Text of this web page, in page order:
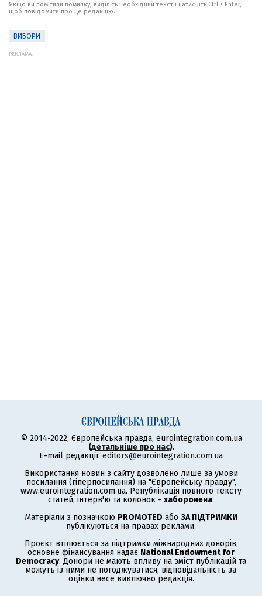
Якщо ви помітили помилку, виділіть необхідний текст і натисніть Ctrl + Enter,
щоб повідомити про це редакцію.
ВИБОРИ
РЕКЛАМА:
© 2014-2022, Європейська правда, eurointegration.com.ua
(детальніше про нас).
E-mail редакції: editors@eurointegration.com.ua
Використання новин з сайту дозволено лише за умови
посилання (гіперпосилання) на "Європейську правду",
www.eurointegration.com.ua. Републікація повного тексту
статей, інтерв'ю та колонок - заборонена.
Матеріали з позначкою PROMOTED або ЗА ПІДТРИМКИ
публікуються на правах реклами.
Проєкт втілюється за підтримки міжнародних донорів,
основне фінансування надає National Endowment for
Democracy. Донори не мають впливу на зміст публікацій та
можуть із ними не погоджуватися, відповідальність за
оцінки несе виключно редакція.